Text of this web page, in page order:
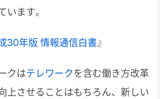
います。
30年版 情報通信白書 』
クはテレワークを含む働き方改革
上させることはもちろん、新しい